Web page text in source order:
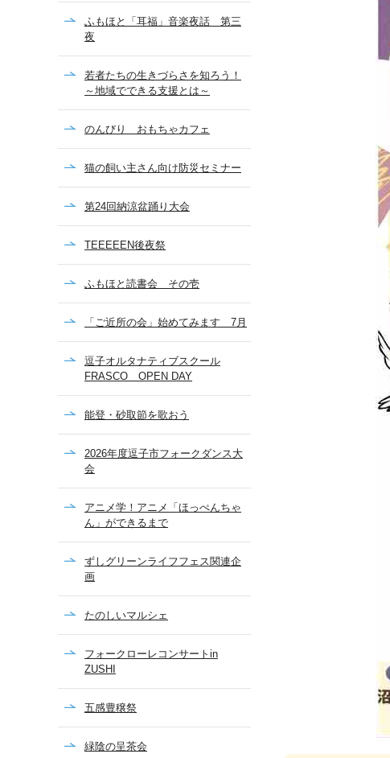
ふもほと「耳福」音楽夜話 第三
夜
若者たちの生きづらさを知ろう！
～地域でできる支援とは～
のんびり おもちゃカフェ
猫の飼い主さん向け防災セミナー
第24回納涼盆踊り大会
TEEEEEN後夜祭
ふもほと読書会 その壱
「ご近所の会」始めてみます 7月
逗子オルタナティブスクール
FRASCO OPEN DAY
能登・砂取節を歌おう
2026年度逗子市フォークダンス大
会
アニメ学！アニメ「ほっぺんちゃ
ん」ができるまで
ずしグリーンライフフェス関連企
画
たのしいマルシェ
フォークローレコンサートin
ZUSHI
五感豊穣祭
緑陰の呈茶会